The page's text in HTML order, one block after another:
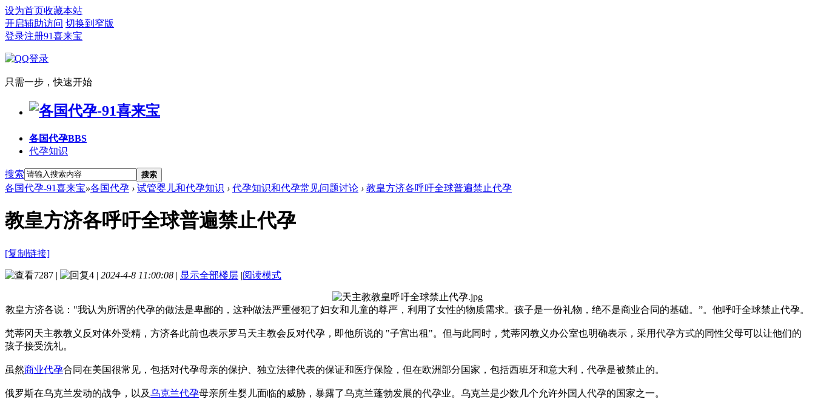
设为首页收藏本站
开启辅助访问 切换到窄版
登录注册91喜来宝
只需一步，快速开始
各国代孕BBS
代孕知识
搜索 搜索
各国代孕-91喜来宝»各国代孕 › 试管婴儿和代孕知识 › 代孕知识和代孕常见问题讨论 › 教皇方济各呼吁全球普遍禁止代孕
教皇方济各呼吁全球普遍禁止代孕
[复制链接]
7287 | 4 | 2024-4-8 11:00:08 | 显示全部楼层 |阅读模式
教皇方济各说："我认为所谓的代孕的做法是卑鄙的，这种做法严重侵犯了妇女和儿童的尊严，利用了女性的物质需求。孩子是一份礼物，绝不是商业合同的基础。”。他呼吁全球禁止代孕。
梵蒂冈天主教教义反对体外受精，方济各此前也表示罗马天主教会反对代孕，即他所说的 "子宫出租"。但与此同时，梵蒂冈教义办公室也明确表示，采用代孕方式的同性父母可以让他们的
孩子接受洗礼。
虽然商业代孕合同在美国很常见，包括对代孕母亲的保护、独立法律代表的保证和医疗保险，但在欧洲部分国家，包括西班牙和意大利，代孕是被禁止的。
俄罗斯在乌克兰发动的战争，以及乌克兰代孕母亲所生婴儿面临的威胁，暴露了乌克兰蓬勃发展的代孕业。乌克兰是少数几个允许外国人代孕的国家之一。